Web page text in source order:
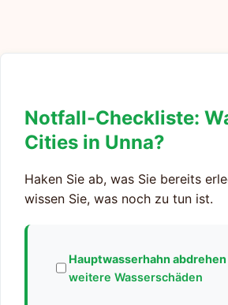
Notfall-Checkliste:
Cities in Unna?
Haken Sie ab, was Sie bereits
wissen Sie, was noch zu tun ist.
Hauptwasserhahn abdrehen
weitere Wasserschäden